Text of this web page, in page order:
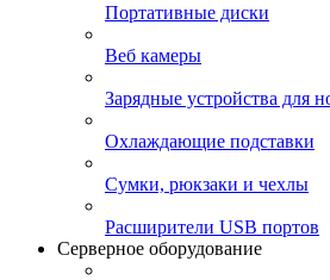
Портативные диски
Веб камеры
Зарядные устройства для
Охлаждающие подставки
Сумки, рюкзаки и чехлы
Расширители USB портов
Серверное оборудование